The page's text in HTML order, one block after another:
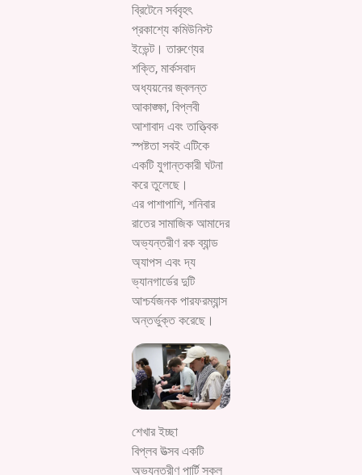
ব্রিটেনে সর্ববৃহৎ
প্রকাশ্যে কমিউনিস্ট
ইভেন্ট। তারুণ্যের
শক্তি, মার্কসবাদ
অধ্যয়নের জ্বলন্ত
আকাঙ্ক্ষা, বিপ্লবী
আশাবাদ এবং তাত্ত্বিক
স্পষ্টতা সবই এটিকে
একটি যুগান্তকারী ঘটনা
করে তুলেছে।
এর পাশাপাশি, শনিবার
রাতের সামাজিক আমাদের
অভ্যন্তরীণ রক ব্যান্ড
অ্যাপস এবং দ্য
ভ্যানগার্ডের দুটি
আশ্চর্যজনক পারফরম্যান্স
অন্তর্ভুক্ত করেছে।
শেখার ইচ্ছা
বিপ্লব উত্সব একটি
অভ্যন্তরীণ পার্টি স্কুল